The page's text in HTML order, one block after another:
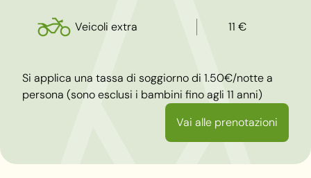
Veicoli extra 11 €
Si applica una tassa di soggiorno di 1.50€/notte a
persona (sono esclusi i bambini fino agli 11 anni)
Vai alle prenotazioni